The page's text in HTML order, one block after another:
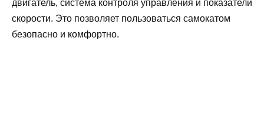
двигатель, система контроля управления и показатели
скорости. Это позволяет пользоваться самокатом
безопасно и комфортно.